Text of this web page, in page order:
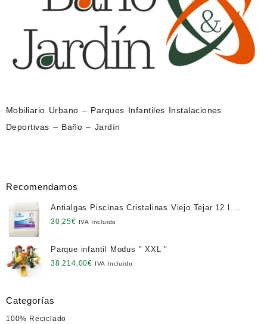
Mobiliario Urbano – Parques Infantiles Instalaciones
Deportivas – Baño – Jardín
Recomendamos
Antialgas Piscinas Cristalinas Viejo Tejar 12 l.
NETO
30,25€ IVA Incluido
Parque infantil Modus " XXL "
38.214,00€ IVA Incluido
Categorías
100% Reciclado